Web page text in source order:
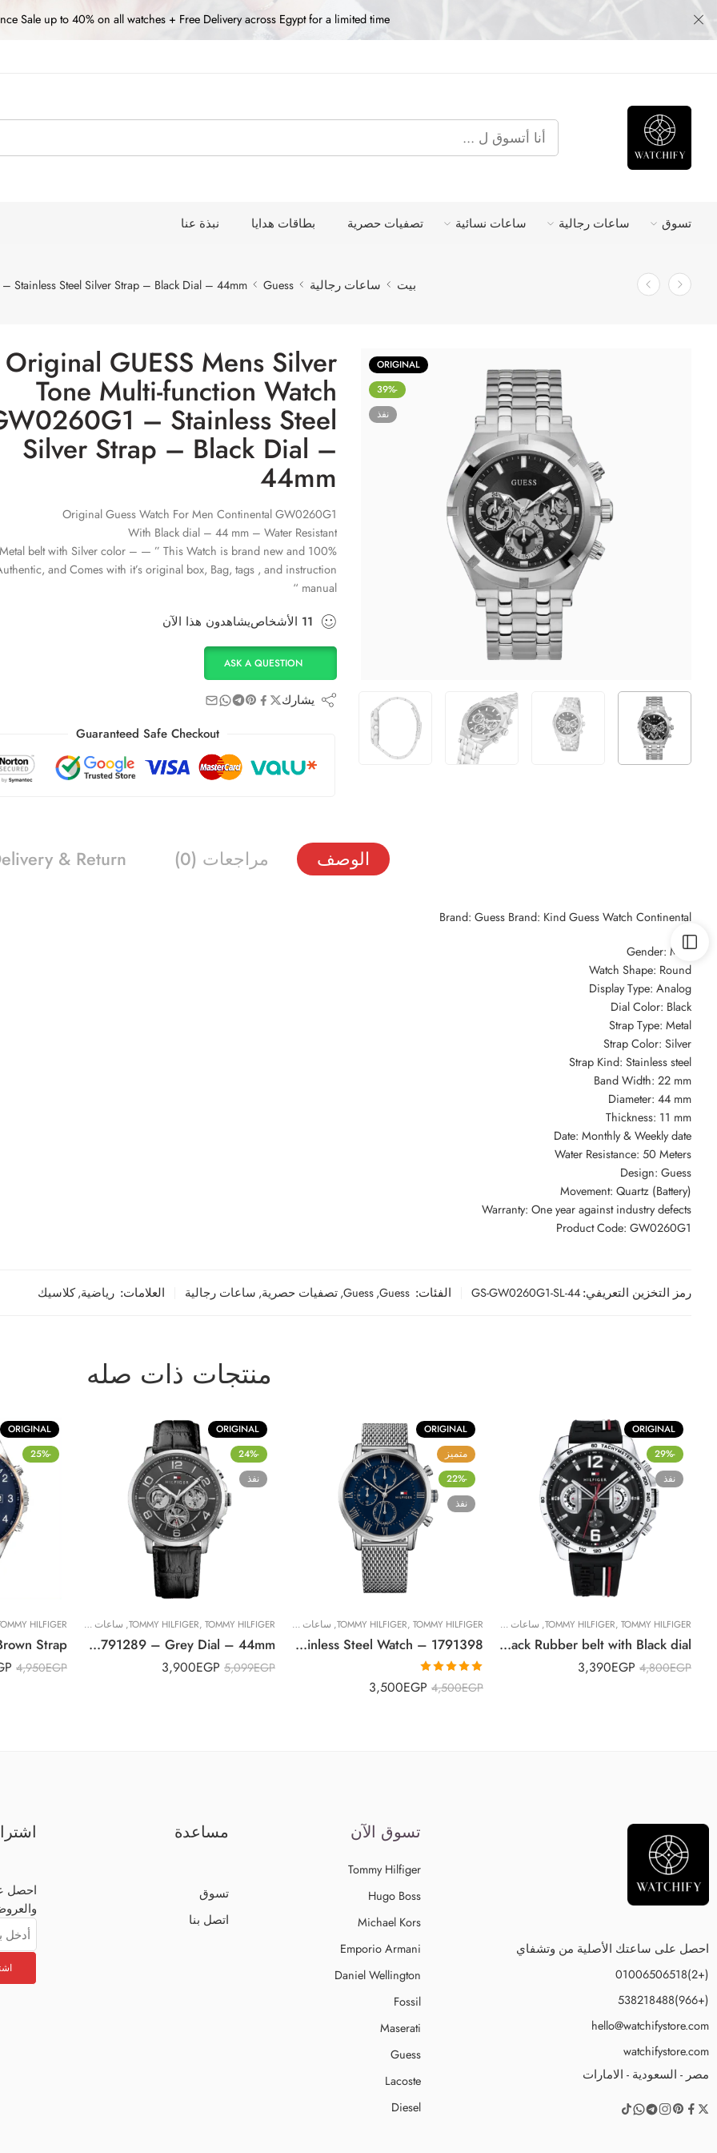
Sale up to 40% on all watches + Free Delivery across Egypt for a limited time
تسوق ساعات رجالية ساعات نسائية تصفيات حصرية بطاقات هدايا نبذة عنا
بيت ساعات رجالية Guess
Stainless Steel Silver Strap – Black Dial – 44mm
ORIGINAL
-39%
نفذ
Original GUESS Mens Silver
Tone Multi-function Watch
– Stainless Steel
Silver Strap – Black Dial –
44mm
Original Guess Watch For Men Continental GW0260G1
With Black dial – 44 mm – Water Resistant
belt with Silver color – — ” This Watch is brand new and 100%
and Comes with it’s original box, Bag, tags , and instruction
manual “
11 الأشخاصيشاهدون هذا الآن
ASK A QUESTION
يشارك
Guaranteed Safe Checkout
الوصف مراجعات (0) & Return
Brand: Guess Brand: Kind Guess Watch Continental
Gender: Men
Watch Shape: Round
Display Type: Analog
Dial Color: Black
Strap Type: Metal
Strap Color: Silver
Strap Kind: Stainless steel
Band Width: 22 mm
Diameter: 44 mm
Thickness: 11 mm
Date: Monthly & Weekly date
Water Resistance: 50 Meters
Design: Guess
Movement: Quartz (Battery)
Warranty: One year against industry defects
Product Code: GW0260G1
رمز التخزين التعريفي:GS-GW0260G1-SL-44 الفئات: Guess
,
Guess
,تصفيات حصرية, ساعات رجالية العلامات: رياضية,كلاسيك
منتجات ذات صله
ORIGINAL
-29%
نفذ
TOMMY HILFIGER, TOMMY HILFIGER
, ساعات رجالية
Original Tommy Hilfiger watch for men 1791473, Black Rubber belt with Black dial
4,800EGP
3,390EGP
ORIGINAL
متميز
-22%
نفذ
TOMMY HILFIGER, TOMMY HILFIGER
, ساعات رجالية
Original Tommy Hilfiger Men’s Blue Dial Stainless Steel Watch – 1791398
تم التقييم
5.00من 5
4,500EGP
3,500EGP
ORIGINAL
-24%
نفذ
TOMMY HILFIGER, TOMMY HILFIGER
, ساعات رجالية
Original Tommy Hilfiger Mens Quartz Watch, Multi dial Display and Leather Strap 1791289 – Grey Dial – 44mm
5,099EGP
3,900EGP
ORIGINAL
-25%
HILFIGER
4,950EGP
احصل على ساعتك الأصلية من وتشفاي
(+2)01006506518
(+966)538218488
hello@watchifystore.com
watchifystore.com
مصر - السعودية - الامارات
تسوق الآن
Tommy Hilfiger
Hugo Boss
Michael Kors
Emporio Armani
Daniel Wellington
Fossil
Maserati
Guess
Lacoste
Diesel
مساعدة
تسوق
اتصل بنا
احصل